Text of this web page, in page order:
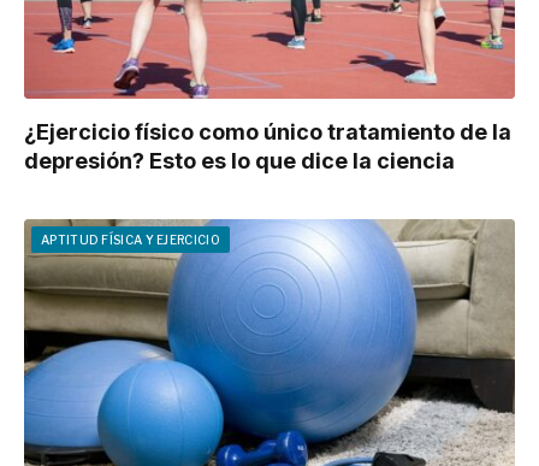
¿Ejercicio físico como único tratamiento de la
depresión? Esto es lo que dice la ciencia
APTITUD FÍSICA Y EJERCICIO